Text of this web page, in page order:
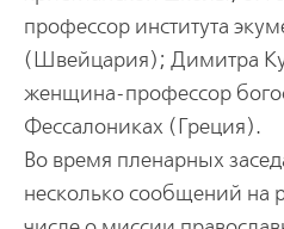
профессор института
(Швейцария); Димитра
женщина-профессор
Фессалониках (Греция).
Во время пленарных
несколько сообщений на